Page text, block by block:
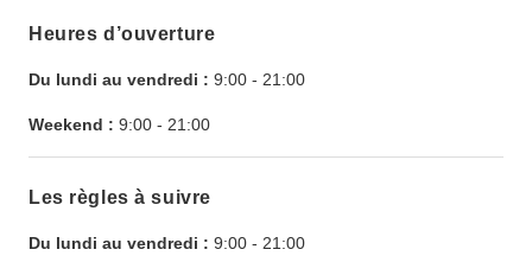
Heures d’ouverture
Du lundi au vendredi : 9:00 - 21:00
Weekend : 9:00 - 21:00
Les règles à suivre
Du lundi au vendredi : 9:00 - 21:00